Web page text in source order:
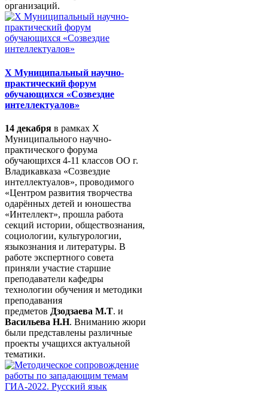
организаций.
X Муниципальный научно-
практический форум
обучающихся «Созвездие
интеллектуалов»
14 декабря в рамках X
Муниципального научно-
практического форума
обучающихся 4-11 классов ОО г.
Владикавказа «Созвездие
интеллектуалов», проводимого
«Центром развития творчества
одарённых детей и юношества
«Интеллект», прошла работа
секций истории, обществознания,
социологии, культурологии,
языкознания и литературы. В
работе экспертного совета
приняли участие старшие
преподаватели кафедры
технологии обучения и методики
преподавания
предметов Дзодзаева М.Т. и
Васильева Н.Н. Вниманию жюри
были представлены различные
проекты учащихся актуальной
тематики.